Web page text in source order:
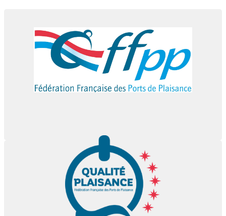
FFPP
La Fédération Française des Ports de Plaisance est
partenaire de Port de Rouen
Qualité Plaisance
Port Rouen a un label Qualité Plaisance